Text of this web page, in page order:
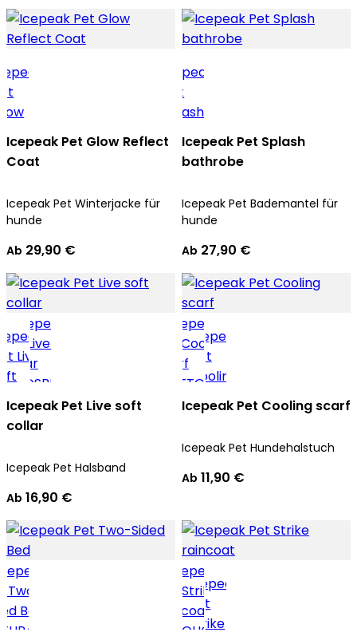
Icepeak Pet Glow Reflect
Coat
Icepeak Pet Winterjacke für
hunde
Ab 29,90 €
Icepeak Pet Splash
bathrobe
Icepeak Pet Bademantel für
hunde
Ab 27,90 €
Icepeak Pet Live soft
collar
Icepeak Pet Halsband
Ab 16,90 €
Icepeak Pet Cooling scarf
Icepeak Pet Hundehalstuch
Ab 11,90 €